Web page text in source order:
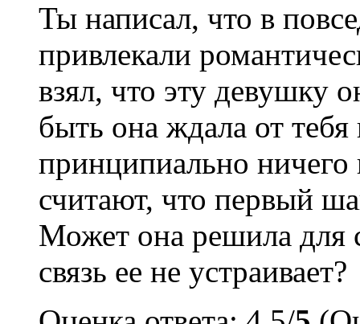
Ты написал, что в
привлекали
взял, что эту девушку
быть она ждала от
принципиально ничего
считают, что первый
Может она решила для
связь ее не устраивает?